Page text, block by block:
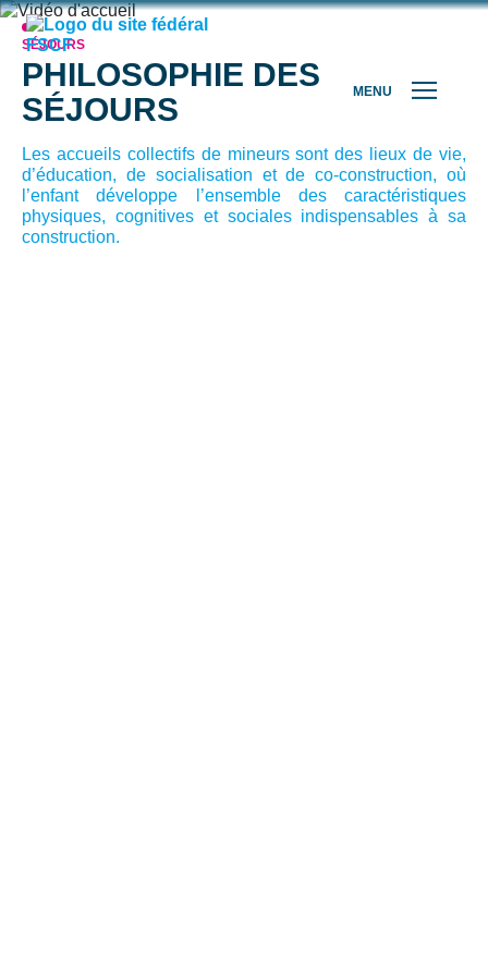
MENU
SÉJOURS
PHILOSOPHIE DES
SÉJOURS
Les accueils collectifs de mineurs sont des lieux de vie,
d’éducation, de socialisation et de co-construction, où
l’enfant développe l’ensemble des caractéristiques
physiques, cognitives et sociales indispensables à sa
construction.